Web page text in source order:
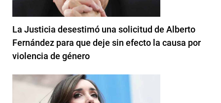
La Justicia desestimó una solicitud de Alberto
Fernández para que deje sin efecto la causa por
violencia de género